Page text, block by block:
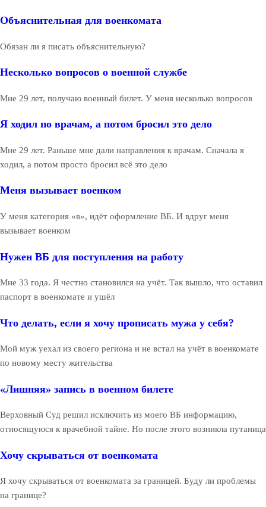
Объяснительная для военкомата
Обязан ли я писать объяснительную?
Несколько вопросов о военной службе
Мне 29 лет, получаю военный билет. У меня несколько вопросов
Я ходил по врачам, а потом бросил это дело
Мне 29 лет. Раньше мне дали направления к врачам. Сначала я
ходил, а потом просто бросил всё это дело
Меня вызывает военком
У меня категория «в», идёт оформление ВБ. И вдруг меня
вызывает военком
Нужен ВБ для поступления на работу
Мне 33 года. Я честно становился на учёт. Так вышло, что оставил
паспорт в военкомате и ушёл
Что делать, если я хочу прописать мужа у себя?
Мой муж уехал из своего региона и не встал на учёт в военкомате
по новому месту жительства
«Лишняя» запись в военном билете
Верховный Суд решил исключить из моего ВБ информацию,
относящуюся к врачебной тайне. Но после этого возникла путаница
Хочу скрываться от военкомата
Я хочу скрываться от военкомата за границей. Буду ли проблемы
на границе?